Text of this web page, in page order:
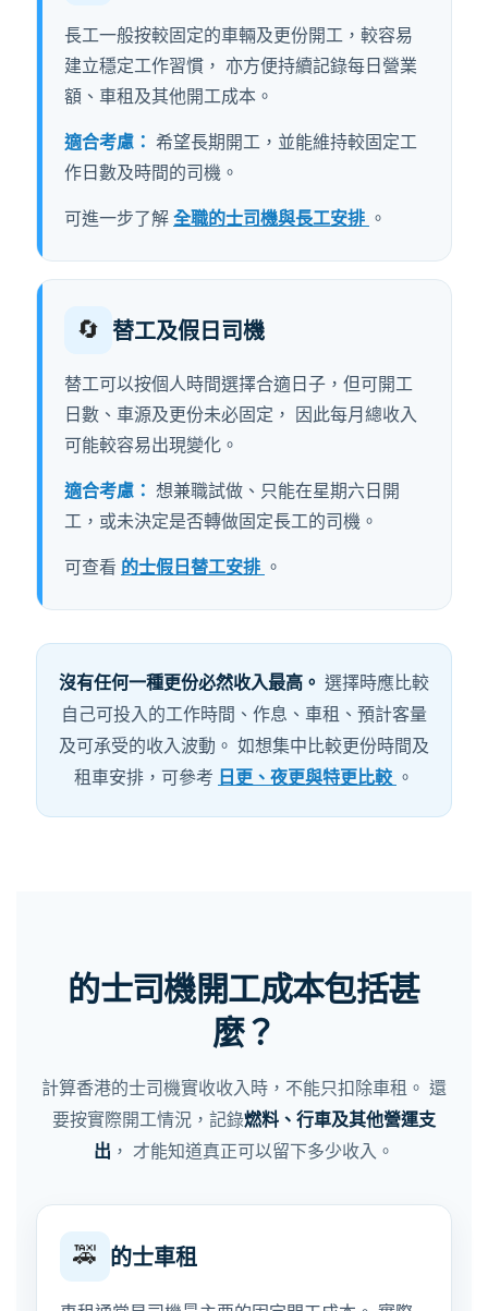
長工一般按較固定的車輛及更份開工，較容易
建立穩定工作習慣， 亦方便持續記錄每日營業
額、車租及其他開工成本。
適合考慮： 希望長期開工，並能維持較固定工
作日數及時間的司機。
可進一步了解 全職的士司機與長工安排 。
🔄 替工及假日司機
替工可以按個人時間選擇合適日子，但可開工
日數、車源及更份未必固定， 因此每月總收入
可能較容易出現變化。
適合考慮： 想兼職試做、只能在星期六日開
工，或未決定是否轉做固定長工的司機。
可查看 的士假日替工安排 。
沒有任何一種更份必然收入最高。 選擇時應比較
自己可投入的工作時間、作息、車租、預計客量
及可承受的收入波動。 如想集中比較更份時間及
租車安排，可參考 日更、夜更與特更比較 。
的士司機開工成本包括甚
麼？
計算香港的士司機實收收入時，不能只扣除車租。 還
要按實際開工情況，記錄燃料、行車及其他營運支
出 ， 才能知道真正可以留下多少收入。
🚕 的士車租